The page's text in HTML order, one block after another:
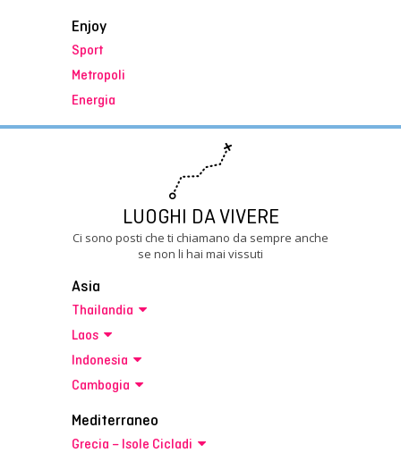
Enjoy
Sport
Metropoli
Energia
LUOGHI DA VIVERE
Ci sono posti che ti chiamano da sempre anche
se non li hai mai vissuti
Asia
Thailandia
Laos
Indonesia
Cambogia
Mediterraneo
Grecia – Isole Cicladi